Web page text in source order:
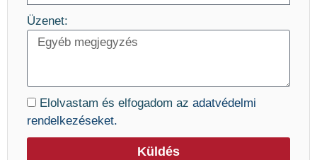
Üzenet:
Elolvastam és elfogadom az adatvédelmi
rendelkezéseket.
Küldés